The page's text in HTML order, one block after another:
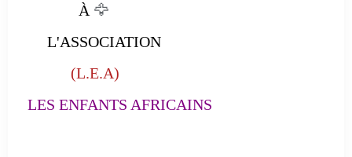
À 🦅
L'ASSOCIATION
(L.E.A)
LES ENFANTS AFRICAINS